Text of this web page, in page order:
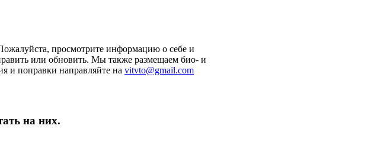
просмотрите информацию о себе и
или обновить. Мы также размещаем био- и
и поправки направляйте на vitvto@gmail.com
на них.